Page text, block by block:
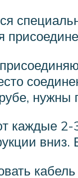
нужны
каждые 2-